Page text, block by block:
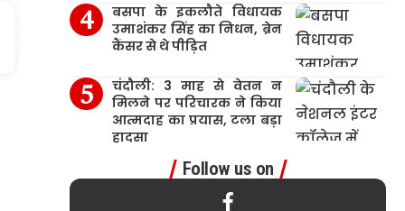
बसपा के इकलौते विधायक
उमाशंकर सिंह का निधन, ब्रेन
कैंसर से थे पीड़ित
चंदौली: 3 माह से वेतन न
मिलने पर परिचारक ने किया
आत्मदाह का प्रयास, टला बड़ा
हादसा
Follow us on